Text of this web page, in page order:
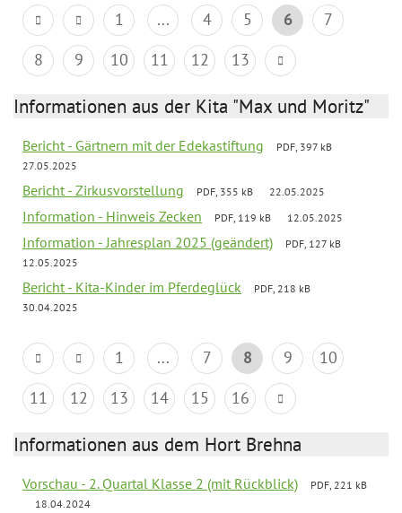
1 ... 4 5 6
7
8
9 10 11 12 13
Informationen aus der Kita "Max und Moritz"
Bericht - Gärtnern mit der Edekastiftung
PDF, 397 kB
27.05.2025
Bericht - Zirkusvorstellung PDF, 355 kB 22.05.2025
Information - Hinweis Zecken PDF, 119 kB 12.05.2025
Information - Jahresplan 2025 (geändert)
PDF, 127 kB
12.05.2025
Bericht - Kita-Kinder im Pferdeglück
PDF, 218 kB
30.04.2025
1 ... 7 8 9
10
11
12 13 14 15 16
Informationen aus dem Hort Brehna
Vorschau - 2. Quartal Klasse 2 (mit Rückblick)
PDF, 221 kB
18.04.2024